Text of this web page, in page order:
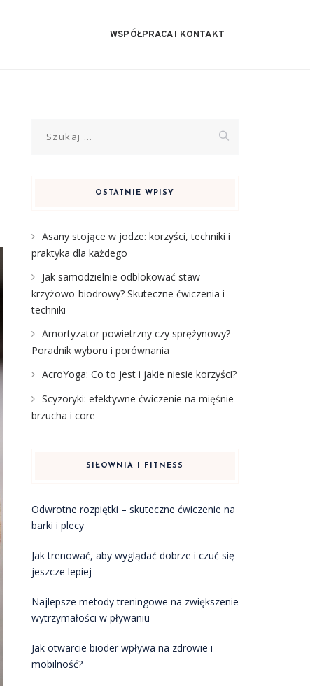
WSPÓŁPRACA I KONTAKT
OSTATNIE WPISY
Asany stojące w jodze: korzyści, techniki i
praktyka dla każdego
Jak samodzielnie odblokować staw
krzyżowo-biodrowy? Skuteczne ćwiczenia i
techniki
Amortyzator powietrzny czy sprężynowy?
Poradnik wyboru i porównania
AcroYoga: Co to jest i jakie niesie korzyści?
Scyzoryki: efektywne ćwiczenie na mięśnie
brzucha i core
SIŁOWNIA I FITNESS
Odwrotne rozpiętki – skuteczne ćwiczenie na
barki i plecy
Jak trenować, aby wyglądać dobrze i czuć się
jeszcze lepiej
Najlepsze metody treningowe na zwiększenie
wytrzymałości w pływaniu
Jak otwarcie bioder wpływa na zdrowie i
mobilność?